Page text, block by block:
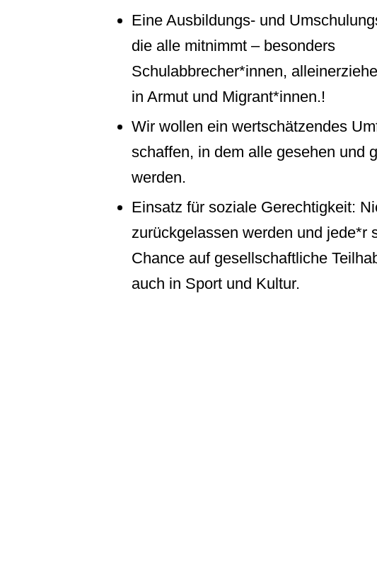
Eine Ausbildungs- und
die alle mitnimmt – besonders
Schulabbrecher*innen,
in Armut und Migrant*innen.!
Wir wollen ein wertschätzendes
schaffen, in dem alle gesehen und
werden.
Einsatz für soziale Gerechtigkeit:
zurückgelassen werden und jede*r
Chance auf gesellschaftliche
auch in Sport und Kultur.